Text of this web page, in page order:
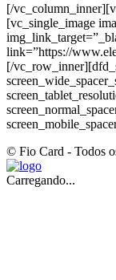
[/
[vc_single_image
link=”https://
[/
© Fio Card - Todos
Carregando...